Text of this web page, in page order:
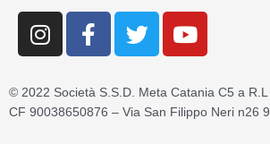
I
n
t
a
F
a
e
b
T
w
t
t
Y
o
t
u
© 2022 Società S.S.D. Meta Catania C5 a R.L
CF 90038650876 – Via San Filippo Neri n26